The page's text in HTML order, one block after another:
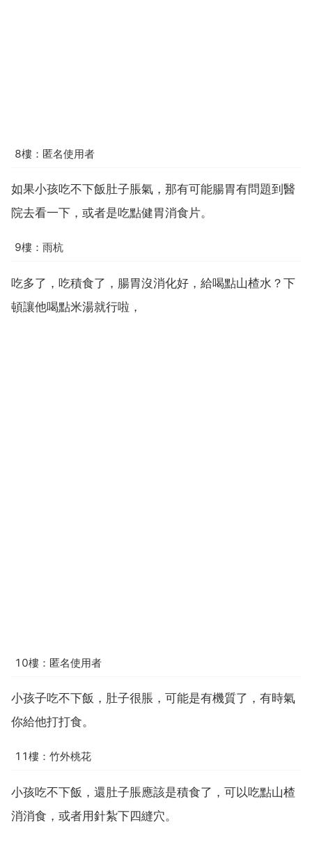
8樓：匿名使用者
如果小孩吃不下飯肚子脹氣，那有可能腸胃有問題到醫
院去看一下，或者是吃點健胃消食片。
9樓：雨杭
吃多了，吃積食了，腸胃沒消化好，給喝點山楂水？下
頓讓他喝點米湯就行啦，
10樓：匿名使用者
小孩子吃不下飯，肚子很脹，可能是有機質了，有時氣
你給他打打食。
11樓：竹外桃花
小孩吃不下飯，還肚子脹應該是積食了，可以吃點山楂
消消食，或者用針紮下四縫穴。